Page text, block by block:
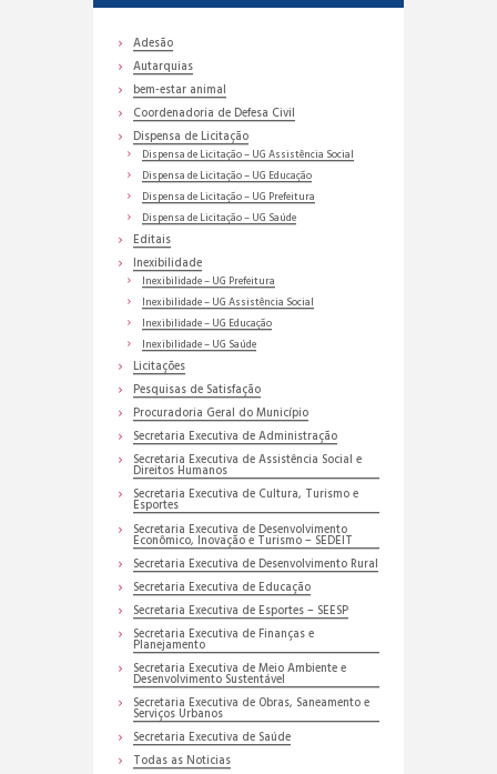
Adesão
Autarquias
bem-estar animal
Coordenadoria de Defesa Civil
Dispensa de Licitação
Dispensa de Licitação – UG Assistência Social
Dispensa de Licitação – UG Educação
Dispensa de Licitação – UG Prefeitura
Dispensa de Licitação – UG Saúde
Editais
Inexibilidade
Inexibilidade – UG Prefeitura
Inexibilidade – UG Assistência Social
Inexibilidade – UG Educação
Inexibilidade – UG Saúde
Licitações
Pesquisas de Satisfação
Procuradoria Geral do Município
Secretaria Executiva de Administração
Secretaria Executiva de Assistência Social e
Direitos Humanos
Secretaria Executiva de Cultura, Turismo e
Esportes
Secretaria Executiva de Desenvolvimento
Econômico, Inovação e Turismo – SEDEIT
Secretaria Executiva de Desenvolvimento Rural
Secretaria Executiva de Educação
Secretaria Executiva de Esportes – SEESP
Secretaria Executiva de Finanças e
Planejamento
Secretaria Executiva de Meio Ambiente e
Desenvolvimento Sustentável
Secretaria Executiva de Obras, Saneamento e
Serviços Urbanos
Secretaria Executiva de Saúde
Todas as Noticias